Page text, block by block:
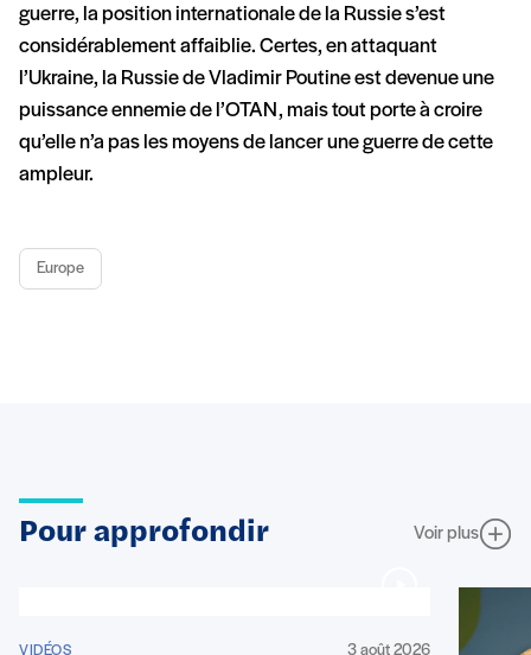
guerre, la position internationale de la Russie s’est
considérablement affaiblie. Certes, en attaquant
l’Ukraine, la Russie de Vladimir Poutine est devenue une
puissance ennemie de l’OTAN, mais tout porte à croire
qu’elle n’a pas les moyens de lancer une guerre de cette
ampleur.
Europe
Pour approfondir Voir plus
VIDÉOS 3 août 2026